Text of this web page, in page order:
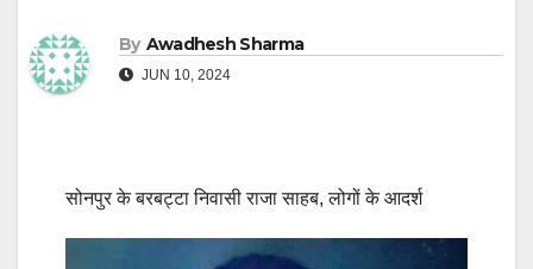
By Awadhesh Sharma
JUN 10, 2024
सोनपुर के बरबट्टा निवासी राजा साहब, लोगों के आदर्श